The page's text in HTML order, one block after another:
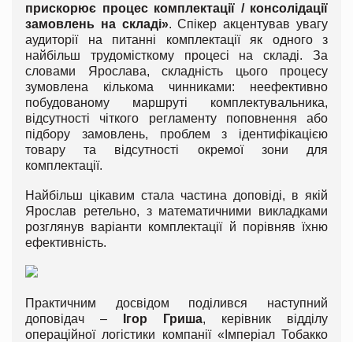
прискорює процес комплектації / консолідації
замовлень на складі». Спікер акцентував увагу
аудиторії на питанні комплектації як одного з
найбільш трудомісткому процесі на складі. За
словами Ярослава, складність цього процесу
зумовлена кількома чинниками: неефективно
побудованому маршруті комплектувальника,
відсутності чіткого регламенту поповнення або
підбору замовлень, проблем з ідентифікацією
товару та відсутності окремої зони для
комплектації.
Найбільш цікавим стала частина доповіді, в якій
Ярослав ретельно, з математичними викладками
розглянув варіанти комплектації й порівняв їхню
ефективність.
Практичним досвідом поділився наступний
доповідач –
Ігор Гриша, керівник відділу
операційної логістики компанії «Імперіал Тобакко